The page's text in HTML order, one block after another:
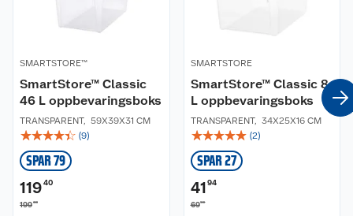
SMARTSTORE™
SmartStore™ Classic
46 L oppbevaringsboks
TRANSPARENT, 59X39X31 CM
☆☆☆☆☆ (9)
SPAR 79
11940
19900
SMARTSTORE
SmartStore™ Classic 8
L oppbevaringsboks
TRANSPARENT, 34X25X16 CM
☆☆☆☆☆ (2)
SPAR 27
41 94
6990